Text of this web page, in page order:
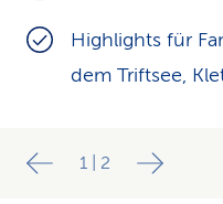
Highlights für
dem Triftsee,
1 2